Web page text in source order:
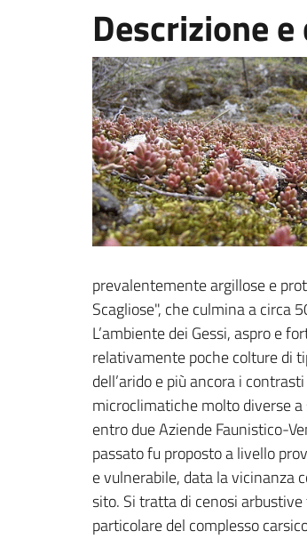
Descrizione
prevalentemente argillose e
Scagliose", che culmina a circa
L’ambiente dei Gessi, aspro e
relativamente poche colture di
dell’arido e più ancora i
microclimatiche molto diverse
entro due Aziende Faunistico-
passato fu proposto a livello
e vulnerabile, data la vicinanza
sito. Si tratta di cenosi
particolare del complesso